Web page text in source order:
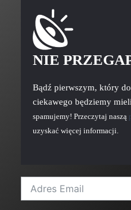
NIE
Bądź pierwszym, który
ciekawego będziemy
spamujemy! Przeczytaj naszą
uzyskać więcej informacji.